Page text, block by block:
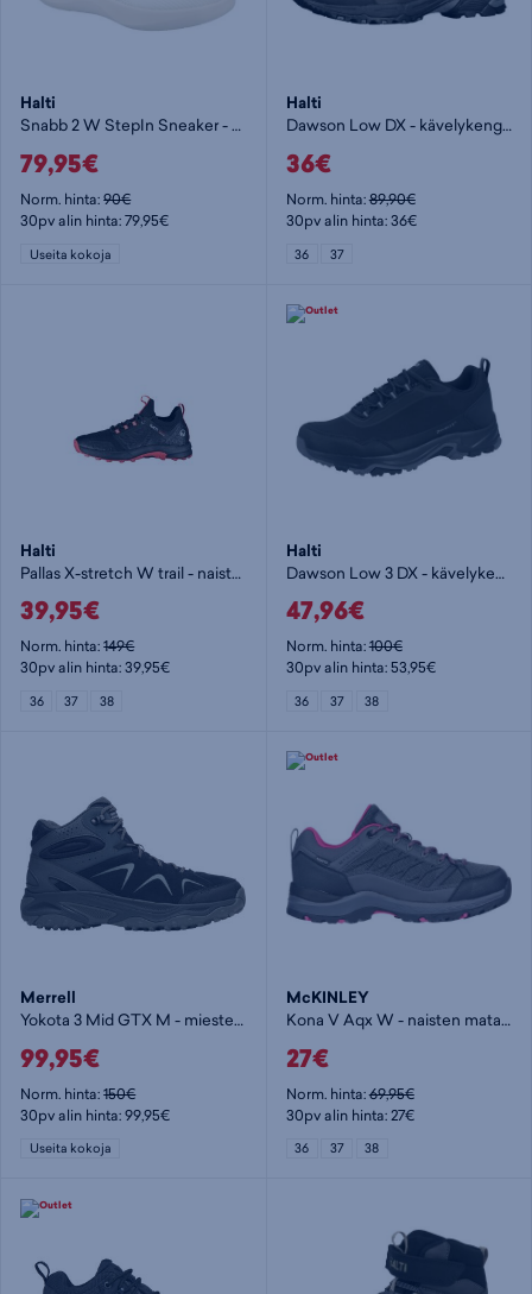
Halti
Snabb 2 W StepIn Sneaker - naisten kävelykengät
79,95€
Norm. hinta:90€
30pv alin hinta: 79,95€
Useita kokoja
Halti
Dawson Low DX - kävelykengät
36€
Norm. hinta:89,90€
30pv alin hinta: 36€
36 37
Halti
Pallas X-stretch W trail - naisten kävelykengät
39,95€
Norm. hinta:149€
30pv alin hinta: 39,95€
36 37 38
Halti
Dawson Low 3 DX - kävelykengät
47,96€
Norm. hinta:100€
30pv alin hinta: 53,95€
36 37 38
Merrell
Yokota 3 Mid GTX M - miesten korkeavartinen vaelluskenkä
99,95€
Norm. hinta:150€
30pv alin hinta: 99,95€
Useita kokoja
McKINLEY
Kona V Aqx W - naisten matalavartinen vaelluskenkä
27€
Norm. hinta:69,95€
30pv alin hinta: 27€
36 37 38